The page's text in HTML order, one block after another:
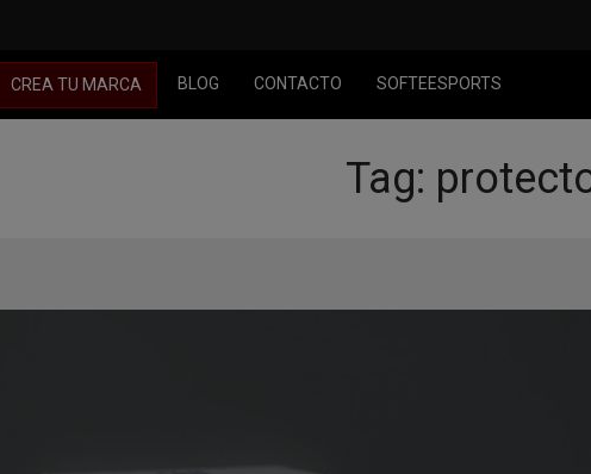
CREA TU MARCA BLOG CONTACTO SOFTEESPORTS
Tag: